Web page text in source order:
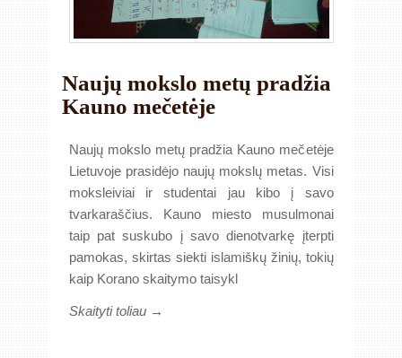
Naujų mokslo metų pradžia
Kauno mečetėje
Naujų mokslo metų pradžia Kauno mečetėje
Lietuvoje prasidėjo naujų mokslų metas. Visi
moksleiviai ir studentai jau kibo į savo
tvarkaraščius. Kauno miesto musulmonai
taip pat suskubo į savo dienotvarkę įterpti
pamokas, skirtas siekti islamiškų žinių, tokių
kaip Korano skaitymo taisykl
Skaityti toliau →